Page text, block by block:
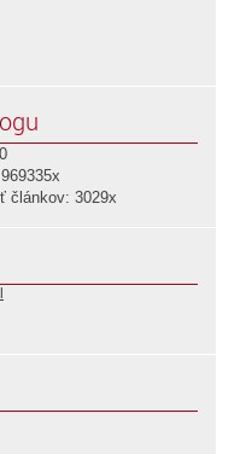
článkov: 3029x